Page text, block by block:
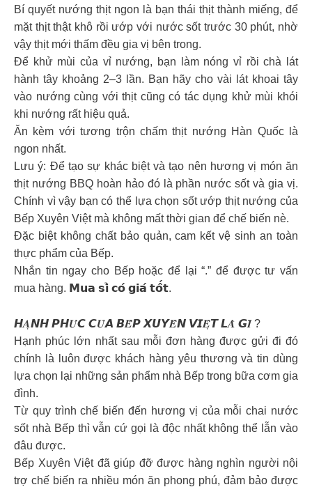
Bí quyết nướng thịt ngon là bạn thái thịt thành miếng, để
mặt thịt thật khô rồi ướp với nước sốt trước 30 phút, nhờ
vậy thịt mới thấm đều gia vị bên trong.
Để khử mùi của vỉ nướng, bạn làm nóng vỉ rồi chà lát
hành tây khoảng 2–3 lần. Bạn hãy cho vài lát khoai tây
vào nướng cùng với thịt cũng có tác dụng khử mùi khói
khi nướng rất hiệu quả.
Ăn kèm với tương trộn chấm thịt nướng Hàn Quốc là
ngon nhất.
Lưu ý: Để tạo sự khác biệt và tạo nên hương vị món ăn
thịt nướng BBQ hoàn hảo đó là phần nước sốt và gia vị.
Chính vì vậy bạn có thể lựa chọn sốt ướp thịt nướng của
Bếp Xuyên Việt mà không mất thời gian để chế biến nè.
Đặc biệt không chất bảo quản, cam kết vệ sinh an toàn
thực phẩm của Bếp.
Nhắn tin ngay cho Bếp hoặc để lại “.” để được tư vấn
mua hàng. 𝗠𝘂𝗮 𝘀𝗶̉ 𝗰𝗼́ 𝗴𝗶𝗮́ 𝘁𝗼̂́𝘁.
𝙃𝑨̣𝙉𝙃 𝙋𝙃𝑼́𝘾 𝘾𝑼̉𝘼 𝘽𝑬̂́𝙋 𝙓𝙐𝙔𝑬̂𝙉 𝙑𝙄𝑬̣̂𝙏 𝙇𝑨̀ 𝙂𝑰̀ ?
Hạnh phúc lớn nhất sau mỗi đơn hàng được gửi đi đó
chính là luôn được khách hàng yêu thương và tin dùng
lựa chọn lại những sản phẩm nhà Bếp trong bữa cơm gia
đình.
Từ quy trình chế biến đến hương vị của mỗi chai nước
sốt nhà Bếp thì vẫn cứ gọi là độc nhất không thể lẫn vào
đâu được.
Bếp Xuyên Việt đã giúp đỡ được hàng nghìn người nội
trợ chế biến ra nhiều món ăn phong phú, đảm bảo được